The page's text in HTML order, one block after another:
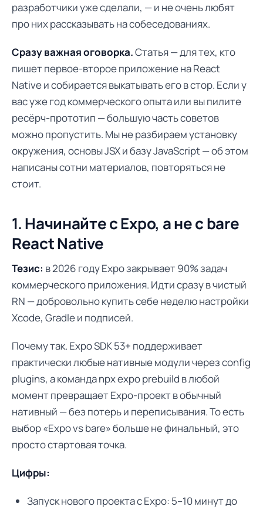
разработчики уже сделали, — и не очень любят
про них рассказывать на собеседованиях.
Сразу важная оговорка.Статья — для тех, кто
пишет первое-второе приложение на React
Native и собирается выкатывать его в стор. Если у
вас уже год коммерческого опыта или вы пилите
ресёрч-прототип — большую часть советов
можно пропустить. Мы не разбираем установку
окружения, основы JSX и базу JavaScript — об этом
написаны сотни материалов, повторяться не
стоит.
1. Начинайте с Expo, а не с bare
React Native
Тезис: в 2026 году Expo закрывает 90% задач
коммерческого приложения. Идти сразу в чистый
RN — добровольно купить себе неделю настройки
Xcode, Gradle и подписей.
Почему так. Expo SDK 53+ поддерживает
практически любые нативные модули через config
plugins, а команда npx expo prebuild в любой
момент превращает Expo-проект в обычный
нативный — без потерь и переписывания. То есть
выбор «Expo vs bare» больше не финальный, это
просто стартовая точка.
Цифры:
Запуск нового проекта с Expo: 5–10 минут до